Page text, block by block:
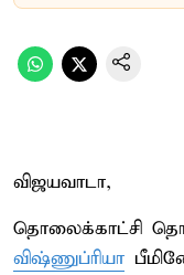
விஜயவாடா,
தொலைக்காட்சி
விஷ்ணுப்ரியா